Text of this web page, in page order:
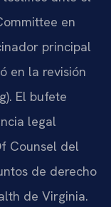
en
principal
en la revisión
El bufete
legal
Counsel del
de derecho
de Virginia.